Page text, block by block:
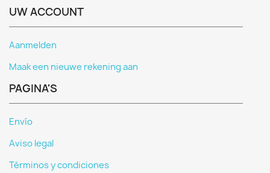
UW ACCOUNT
Aanmelden
Maak een nieuwe rekening aan
PAGINA'S
Envío
Aviso legal
Términos y condiciones